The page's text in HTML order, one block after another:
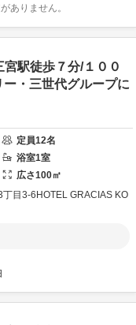
ありません。
駅徒歩７分/１００
・三世代グループに
定員12名
浴室1室
広さ100㎡
丁目3-6 HOTEL GRACIAS KO